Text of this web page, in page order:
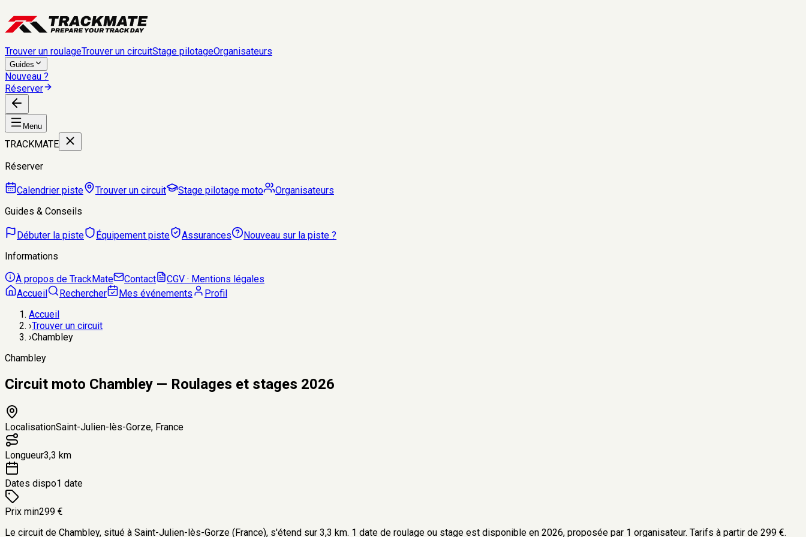
Trouver un roulageTrouver un circuitStage pilotageOrganisateurs
Guides
Nouveau ?
Réserver
Menu
TRACKMATE
Réserver
Calendrier piste Trouver un circuit Stage pilotage moto
Organisateurs
Guides & Conseils
Débuter la piste Équipement piste Assurances
Nouveau sur la piste ?
Informations
À propos de TrackMate
Contact
CGV · Mentions légales
Accueil
Rechercher Mes événements
Profil
Accueil
›Trouver un circuit
›Chambley
Chambley
Circuit moto Chambley — Roulages et stages 2026
LocalisationSaint-Julien-lès-Gorze, France
Longueur3,3 km
Dates dispo1 date
Prix min299 €
Le circuit de Chambley, situé à Saint-Julien-lès-Gorze (France), s'étend sur 3,3 km. 1 date de roulage ou stage est disponible en 2026, proposée par 1 organisateur. Tarifs à partir de 299 €.